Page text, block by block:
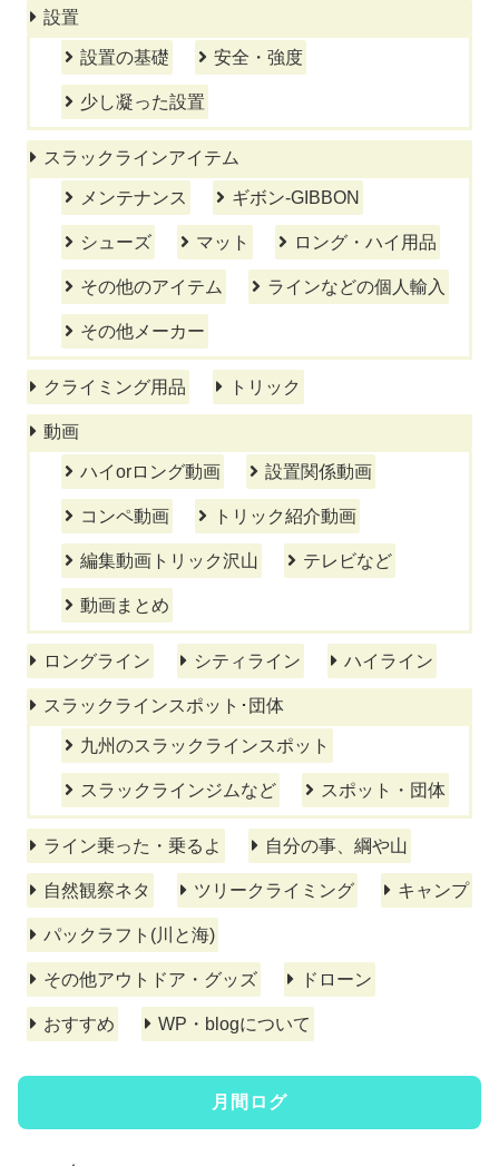
設置
設置の基礎 安全・強度
少し凝った設置
スラックラインアイテム
メンテナンス ギボン-GIBBON
シューズ マット ロング・ハイ用品
その他のアイテム ラインなどの個人輸入
その他メーカー
クライミング用品 トリック
動画
ハイorロング動画 設置関係動画
コンペ動画 トリック紹介動画
編集動画トリック沢山 テレビなど
動画まとめ
ロングライン シティライン ハイライン
スラックラインスポット･団体
九州のスラックラインスポット
スラックラインジムなど スポット・団体
ライン乗った・乗るよ 自分の事、綱や山
自然観察ネタ ツリークライミング キャンプ
パックラフト(川と海)
その他アウトドア・グッズ ドローン
おすすめ WP・blogについて
月間ログ